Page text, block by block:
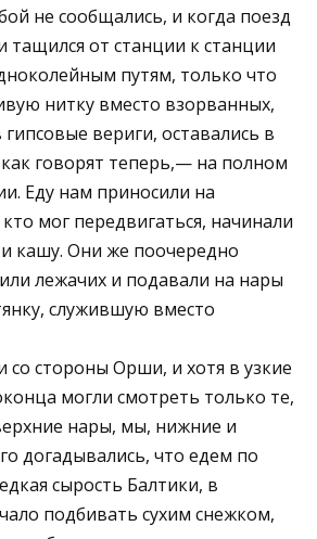
не сообщались, и когда поезд
тащился от станции к станции
путям, только что
нитку вместо взорванных,
вериги, оставались в
говорят теперь,— на полном
Еду нам приносили на
мог передвигаться, начинали
кашу. Они же поочередно
лежачих и подавали на нары
служившую вместо
со стороны Орши, и хотя в узкие
могли смотреть только те,
нары, мы, нижние и
догадывались, что едем по
сырость Балтики, в
подбивать сухим снежком,